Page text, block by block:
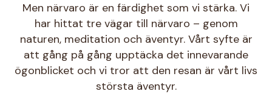
Men närvaro är en färdighet som vi stärka. Vi
har hittat tre vägar till närvaro – genom
naturen, meditation och äventyr. Vårt syfte är
att gång på gång upptäcka det innevarande
ögonblicket och vi tror att den resan är vårt livs
största äventyr.